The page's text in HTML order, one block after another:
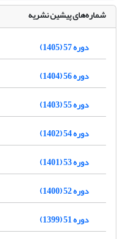
شماره‌های پیشین نشریه
دوره 57 (1405)
دوره 56 (1404)
دوره 55 (1403)
دوره 54 (1402)
دوره 53 (1401)
دوره 52 (1400)
دوره 51 (1399)